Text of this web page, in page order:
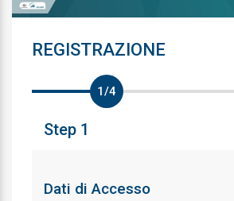
REGISTRAZIONE
1/4
Step 1
Dati di Accesso